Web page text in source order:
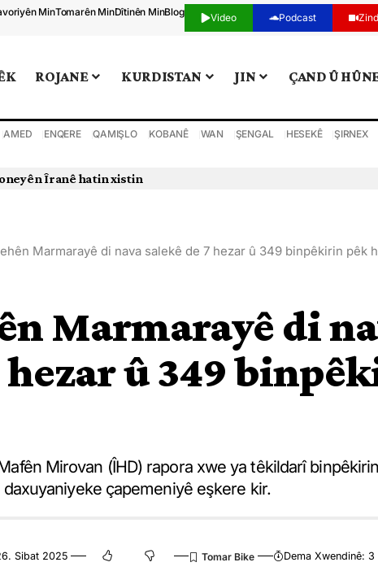
MinTomarên MinDîtinên MinBlog Video Podcast
ROJANE KURDISTAN JIN ÇAND Û
AMED ENQERE QAMIŞLO KOBANÊ WAN ŞENGAL HESEKÊ ŞIRNEX
Marmarayê di nava salekê de 7 hezar û 349 binpêkirin pêk
Marmarayê di
hezar û 349
Mirovan (ÎHD) rapora xwe ya têkildarî
çapemeniyê eşkere kir.
Sibat 2025 Dema Xwendinê: 3